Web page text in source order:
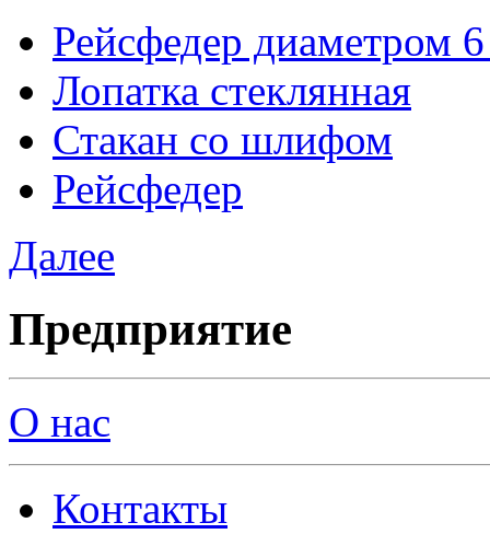
Рейсфедер диаметром
Лопатка стеклянная
Стакан со шлифом
Рейсфедер
Далее
Предприятие
О нас
Контакты